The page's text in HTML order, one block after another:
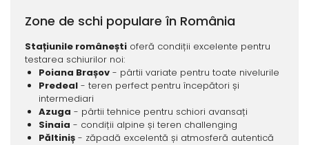
Zone de schi populare în România
Stațiunile româneștioferă condiții excelente pentru
testarea schiurilor noi:
Poiana Brașov- pârtii variate pentru toate nivelurile
Predeal- teren perfect pentru începători și
intermediari
Azuga - pârtii tehnice pentru schiori avansați
Sinaia - condiții alpine și teren challenging
Păltiniș- zăpadă excelentă și atmosferă autentică